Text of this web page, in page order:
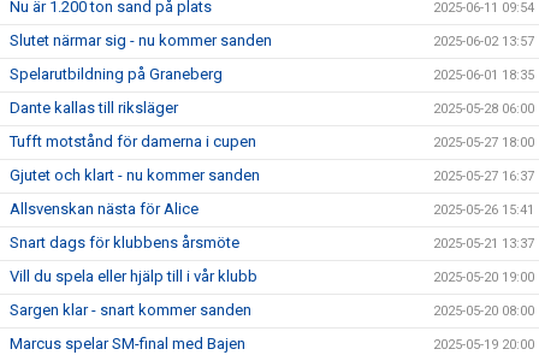
Nu är 1.200 ton sand på plats 2025-06-11 09:54
Slutet närmar sig - nu kommer sanden 2025-06-02 13:57
Spelarutbildning på Graneberg 2025-06-01 18:35
Dante kallas till riksläger 2025-05-28 06:00
Tufft motstånd för damerna i cupen 2025-05-27 18:00
Gjutet och klart - nu kommer sanden 2025-05-27 16:37
Allsvenskan nästa för Alice 2025-05-26 15:41
Snart dags för klubbens årsmöte 2025-05-21 13:37
Vill du spela eller hjälp till i vår klubb 2025-05-20 19:00
Sargen klar - snart kommer sanden 2025-05-20 08:00
Marcus spelar SM-final med Bajen 2025-05-19 20:00